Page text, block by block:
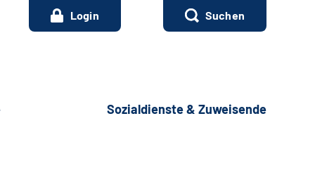
Login Suchen
Sozialdienste & Zuweisende